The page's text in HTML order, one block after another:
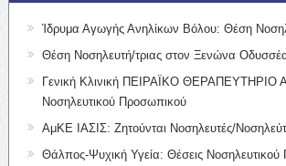
Ίδρυμα Αγωγής Ανηλίκων Βόλου: Θέση
Θέση Νοσηλευτή/τριας στον Ξενώνα
Γενική Κλινική ΠΕΙΡΑΪΚΟ ΘΕΡΑΠΕΥΤΗΡΙΟ
Νοσηλευτικού Προσωπικού
ΑμΚΕ ΙΑΣΙΣ: Ζητούνται Νοσηλευτές/
Θάλπος-Ψυχική Υγεία: Θέσεις